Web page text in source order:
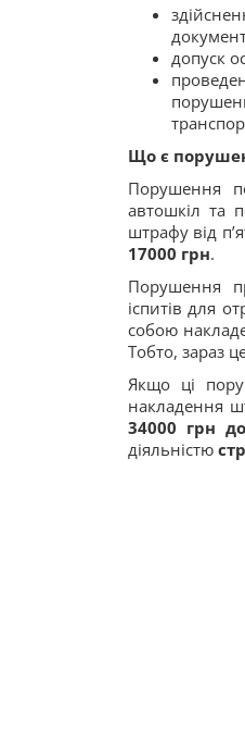
допуск
Що є
Порушення
автошкіл та
штрафу від
17000 грн.
Порушення
іспитів для
собою
Тобто, зараз
Якщо ці
накладення
34000 грн
діяльністю